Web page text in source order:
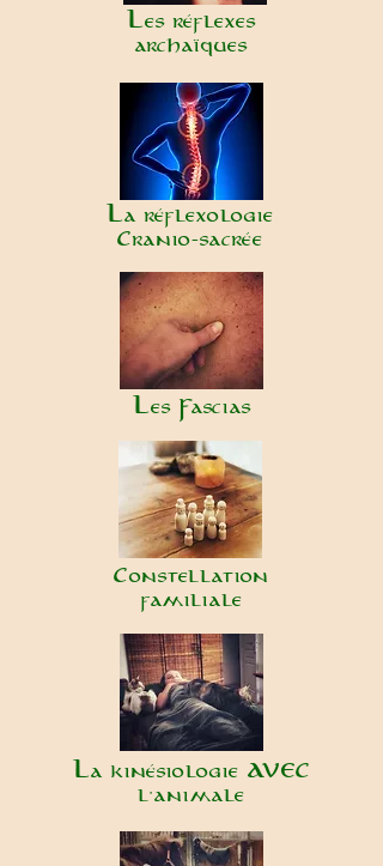
Les réflexes
archaïques
La réflexologie
Cranio-sacrée
Les Fascias
Constellation
familiale
La kinésiologie AVEC
l'animale